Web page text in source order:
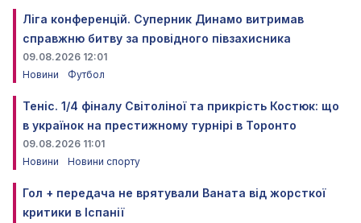
Ліга конференцій. Суперник Динамо витримав
справжню битву за провідного півзахисника
09.08.2026 12:01
Новини
Футбол
Теніс. 1/4 фіналу Світоліної та прикрість Костюк: що
в українок на престижному турнірі в Торонто
09.08.2026 11:01
Новини
Новини спорту
Гол + передача не врятували Ваната від жорсткої
критики в Іспанії